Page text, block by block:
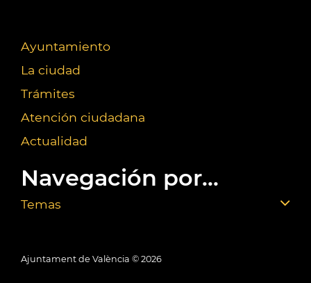
Ayuntamiento
La ciudad
Trámites
Atención ciudadana
Actualidad
Navegación por...
Temas
Ajuntament de València © 2026